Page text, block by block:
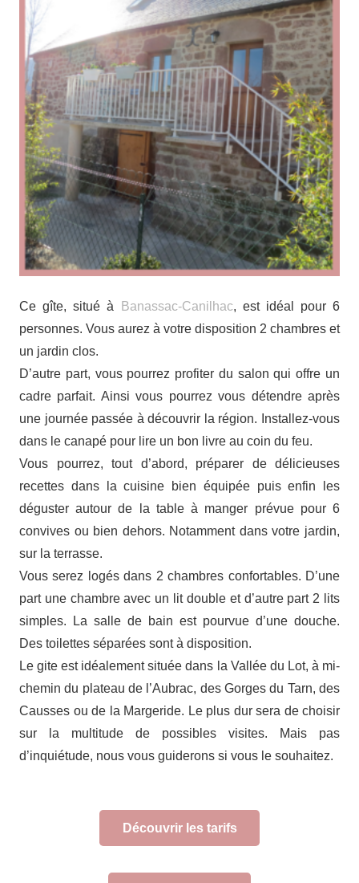
Ce gîte, situé à Banassac-Canilhac, est idéal pour 6
personnes. Vous aurez à votre disposition 2 chambres et
un jardin clos.
D’autre part, vous pourrez profiter du salon qui offre un
cadre parfait. Ainsi vous pourrez vous détendre après
une journée passée à découvrir la région. Installez-vous
dans le canapé pour lire un bon livre au coin du feu.
Vous pourrez, tout d’abord, préparer de délicieuses
recettes dans la cuisine bien équipée puis enfin les
déguster autour de la table à manger prévue pour 6
convives ou bien dehors. Notamment dans votre jardin,
sur la terrasse.
Vous serez logés dans 2 chambres confortables. D’une
part une chambre avec un lit double et d’autre part 2 lits
simples. La salle de bain est pourvue d’une douche.
Des toilettes séparées sont à disposition.
Le gite est idéalement située dans la Vallée du Lot, à mi-
chemin du plateau de l’Aubrac, des Gorges du Tarn, des
Causses ou de la Margeride. Le plus dur sera de choisir
sur la multitude de possibles visites. Mais pas
d’inquiétude, nous vous guiderons si vous le souhaitez.
Découvrir les tarifs